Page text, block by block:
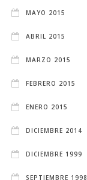
MAYO 2015
ABRIL 2015
MARZO 2015
FEBRERO 2015
ENERO 2015
DICIEMBRE 2014
DICIEMBRE 1999
SEPTIEMBRE 1998